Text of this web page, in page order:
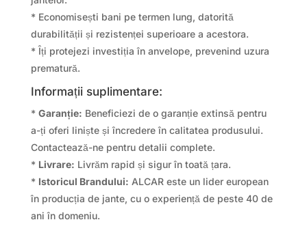
* Economisești bani pe termen lung, datorită
durabilității și rezistenței superioare a acestora.
* Îți protejezi investiția în anvelope, prevenind uzura
prematură.
Informații suplimentare:
* Garanție: Beneficiezi de o garanție extinsă pentru
a-ți oferi liniște și încredere în calitatea produsului.
Contactează-ne pentru detalii complete.
* Livrare: Livrăm rapid și sigur în toată țara.
* Istoricul Brandului: ALCAR este un lider european
în producția de jante, cu o experiență de peste 40 de
ani în domeniu.